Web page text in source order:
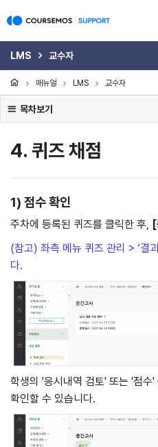
LMS 교수자
매뉴얼 LMS 교수자
목차보기
4. 퀴즈 채점
1) 점수 확인
주차에 등록된 퀴즈를 클릭한 후, [
(참고) 좌측 메뉴 퀴즈 관리 > ‘결
다.
학생의 '응시내역 검토' 또는 '점수
확인할 수 있습니다.